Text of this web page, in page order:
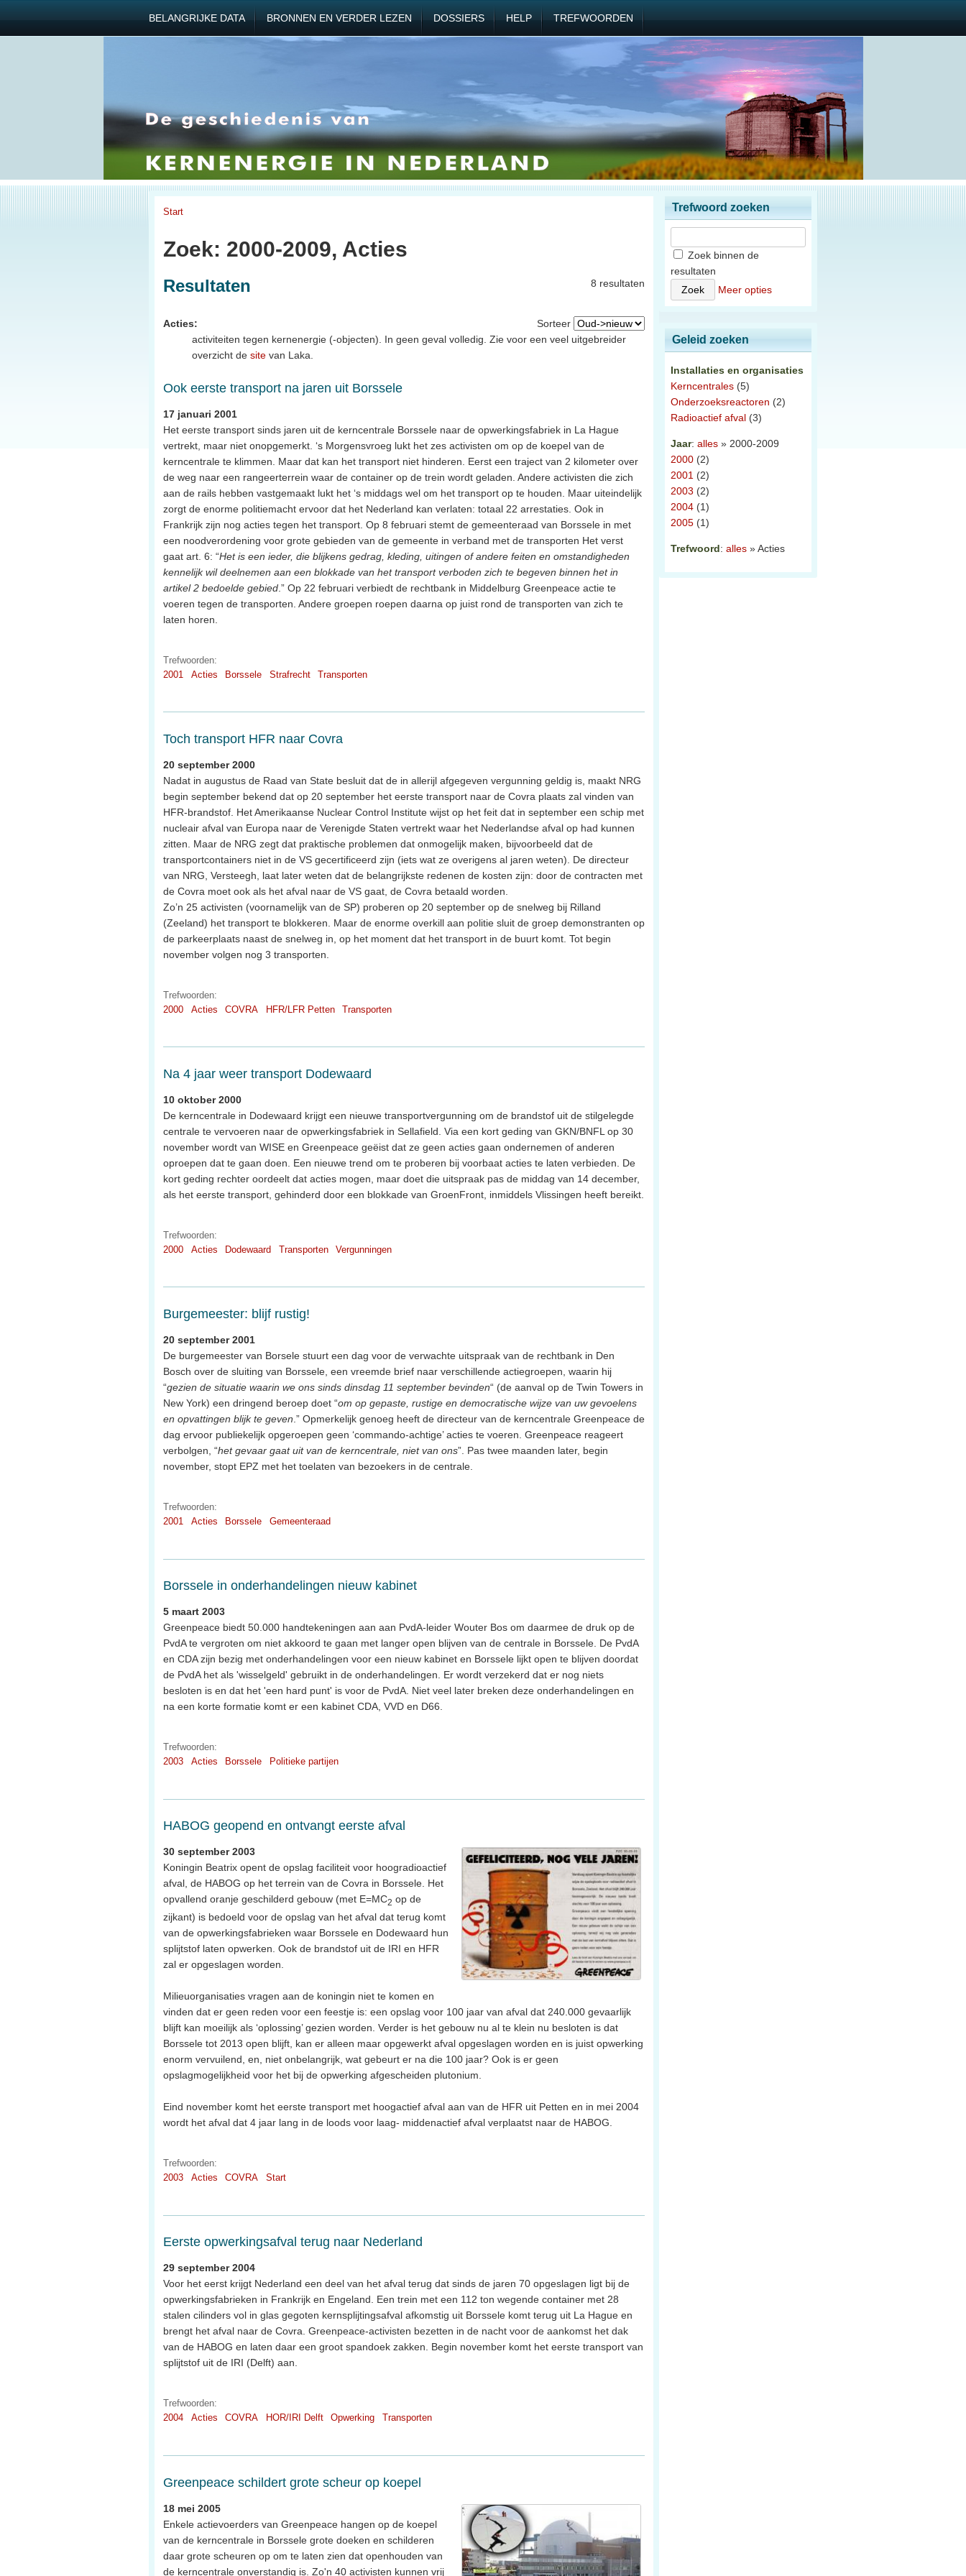
BELANGRIJKE DATA BRONNEN EN VERDER LEZEN DOSSIERS HELP TREFWOORDEN
Start
Zoek: 2000-2009, Acties
8 resultaten
Resultaten
Sorteer
Acties:
activiteiten tegen kernenergie (-objecten). In geen geval volledig. Zie voor een veel uitgebreider
overzicht de site van Laka.
Ook eerste transport na jaren uit Borssele
17 januari 2001
Het eerste transport sinds jaren uit de kerncentrale Borssele naar de opwerkingsfabriek in La Hague
vertrekt, maar niet onopgemerkt. ‘s Morgensvroeg lukt het zes activisten om op de koepel van de
kerncentrale te klimmen. Maar dat kan het transport niet hinderen. Eerst een traject van 2 kilometer over
de weg naar een rangeerterrein waar de container op de trein wordt geladen. Andere activisten die zich
aan de rails hebben vastgemaakt lukt het ‘s middags wel om het transport op te houden. Maar uiteindelijk
zorgt de enorme politiemacht ervoor dat het Nederland kan verlaten: totaal 22 arrestaties. Ook in
Frankrijk zijn nog acties tegen het transport. Op 8 februari stemt de gemeenteraad van Borssele in met
een noodverordening voor grote gebieden van de gemeente in verband met de transporten Het verst
gaat art. 6: “Het is een ieder, die blijkens gedrag, kleding, uitingen of andere feiten en omstandigheden
kennelijk wil deelnemen aan een blokkade van het transport verboden zich te begeven binnen het in
artikel 2 bedoelde gebied .” Op 22 februari verbiedt de rechtbank in Middelburg Greenpeace actie te
voeren tegen de transporten. Andere groepen roepen daarna op juist rond de transporten van zich te
laten horen.
Trefwoorden:
2001
Acties Borssele Strafrecht Transporten
Toch transport HFR naar Covra
20 september 2000
Nadat in augustus de Raad van State besluit dat de in allerijl afgegeven vergunning geldig is, maakt NRG
begin september bekend dat op 20 september het eerste transport naar de Covra plaats zal vinden van
HFR-brandstof. Het Amerikaanse Nuclear Control Institute wijst op het feit dat in september een schip met
nucleair afval van Europa naar de Verenigde Staten vertrekt waar het Nederlandse afval op had kunnen
zitten. Maar de NRG zegt dat praktische problemen dat onmogelijk maken, bijvoorbeeld dat de
transportcontainers niet in de VS gecertificeerd zijn (iets wat ze overigens al jaren weten). De directeur
van NRG, Versteegh, laat later weten dat de belangrijkste redenen de kosten zijn: door de contracten met
de Covra moet ook als het afval naar de VS gaat, de Covra betaald worden.
Zo’n 25 activisten (voornamelijk van de SP) proberen op 20 september op de snelweg bij Rilland
(Zeeland) het transport te blokkeren. Maar de enorme overkill aan politie sluit de groep demonstranten op
de parkeerplaats naast de snelweg in, op het moment dat het transport in de buurt komt. Tot begin
november volgen nog 3 transporten.
Trefwoorden:
2000
Acties COVRA HFR/LFR Petten Transporten
Na 4 jaar weer transport Dodewaard
10 oktober 2000
De kerncentrale in Dodewaard krijgt een nieuwe transportvergunning om de brandstof uit de stilgelegde
centrale te vervoeren naar de opwerkingsfabriek in Sellafield. Via een kort geding van GKN/BNFL op 30
november wordt van WISE en Greenpeace geëist dat ze geen acties gaan ondernemen of anderen
oproepen dat te gaan doen. Een nieuwe trend om te proberen bij voorbaat acties te laten verbieden. De
kort geding rechter oordeelt dat acties mogen, maar doet die uitspraak pas de middag van 14 december,
als het eerste transport, gehinderd door een blokkade van GroenFront, inmiddels Vlissingen heeft bereikt.
Trefwoorden:
2000
Acties Dodewaard Transporten Vergunningen
Burgemeester: blijf rustig!
20 september 2001
De burgemeester van Borsele stuurt een dag voor de verwachte uitspraak van de rechtbank in Den
Bosch over de sluiting van Borssele, een vreemde brief naar verschillende actiegroepen, waarin hij
“gezien de situatie waarin we ons sinds dinsdag 11 september bevinden“ (de aanval op de Twin Towers in
New York) een dringend beroep doet “om op gepaste, rustige en democratische wijze van uw gevoelens
en opvattingen blijk te geven .” Opmerkelijk genoeg heeft de directeur van de kerncentrale Greenpeace de
dag ervoor publiekelijk opgeroepen geen ‘commando-achtige’ acties te voeren. Greenpeace reageert
verbolgen, “het gevaar gaat uit van de kerncentrale, niet van ons”. Pas twee maanden later, begin
november, stopt EPZ met het toelaten van bezoekers in de centrale.
Trefwoorden:
2001
Acties Borssele Gemeenteraad
Borssele in onderhandelingen nieuw kabinet
5 maart 2003
Greenpeace biedt 50.000 handtekeningen aan aan PvdA-leider Wouter Bos om daarmee de druk op de
PvdA te vergroten om niet akkoord te gaan met langer open blijven van de centrale in Borssele. De PvdA
en CDA zijn bezig met onderhandelingen voor een nieuw kabinet en Borssele lijkt open te blijven doordat
de PvdA het als 'wisselgeld' gebruikt in de onderhandelingen. Er wordt verzekerd dat er nog niets
besloten is en dat het 'een hard punt' is voor de PvdA. Niet veel later breken deze onderhandelingen en
na een korte formatie komt er een kabinet CDA, VVD en D66.
Trefwoorden:
2003
Acties Borssele Politieke partijen
HABOG geopend en ontvangt eerste afval
30 september 2003
Koningin Beatrix opent de opslag faciliteit voor hoogradioactief
afval, de HABOG op het terrein van de Covra in Borssele. Het
opvallend oranje geschilderd gebouw (met E=MC2 op de
zijkant) is bedoeld voor de opslag van het afval dat terug komt
van de opwerkingsfabrieken waar Borssele en Dodewaard hun
splijtstof laten opwerken. Ook de brandstof uit de IRI en HFR
zal er opgeslagen worden.
Milieuorganisaties vragen aan de koningin niet te komen en
vinden dat er geen reden voor een feestje is: een opslag voor 100 jaar van afval dat 240.000 gevaarlijk
blijft kan moeilijk als ‘oplossing’ gezien worden. Verder is het gebouw nu al te klein nu besloten is dat
Borssele tot 2013 open blijft, kan er alleen maar opgewerkt afval opgeslagen worden en is juist opwerking
enorm vervuilend, en, niet onbelangrijk, wat gebeurt er na die 100 jaar? Ook is er geen
opslagmogelijkheid voor het bij de opwerking afgescheiden plutonium.
Eind november komt het eerste transport met hoogactief afval aan van de HFR uit Petten en in mei 2004
wordt het afval dat 4 jaar lang in de loods voor laag- middenactief afval verplaatst naar de HABOG.
Trefwoorden:
2003
Acties COVRA Start
Eerste opwerkingsafval terug naar Nederland
29 september 2004
Voor het eerst krijgt Nederland een deel van het afval terug dat sinds de jaren 70 opgeslagen ligt bij de
opwerkingsfabrieken in Frankrijk en Engeland. Een trein met een 112 ton wegende container met 28
stalen cilinders vol in glas gegoten kernsplijtingsafval afkomstig uit Borssele komt terug uit La Hague en
brengt het afval naar de Covra. Greenpeace-activisten bezetten in de nacht voor de aankomst het dak
van de HABOG en laten daar een groot spandoek zakken. Begin november komt het eerste transport van
splijtstof uit de IRI (Delft) aan.
Trefwoorden:
2004
Acties COVRA HOR/IRI Delft Opwerking Transporten
Greenpeace schildert grote scheur op koepel
18 mei 2005
Enkele actievoerders van Greenpeace hangen op de koepel
van de kerncentrale in Borssele grote doeken en schilderen
daar grote scheuren op om te laten zien dat openhouden van
de kerncentrale onverstandig is. Zo'n 40 activisten kunnen vrij
Trefwoord zoeken
Zoek binnen de
resultaten
Meer opties
Geleid zoeken
Installaties en organisaties
Kerncentrales (5)
Onderzoeksreactoren (2)
Radioactief afval (3)
Jaar: alles » 2000-2009
2000 (2)
2001 (2)
2003 (2)
2004 (1)
2005 (1)
Trefwoord: alles » Acties